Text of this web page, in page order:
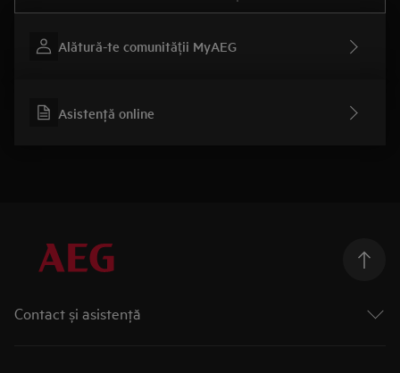
Alătură-te comunității MyAEG
Asistenţă online
Contact și asistenţă